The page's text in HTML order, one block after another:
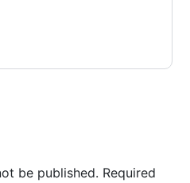
be published. Required